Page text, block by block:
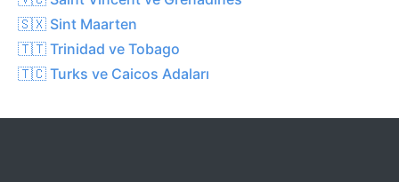
🇸🇽 Sint Maarten
🇹🇹 Trinidad ve Tobago
🇹🇨 Turks ve Caicos Adaları